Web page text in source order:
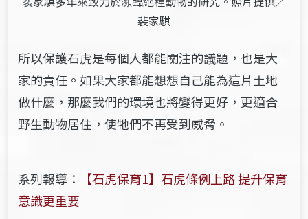
裴家騏
所以保護石虎是每個人都能關注的議題，也是大
家的責任。如果大家都能想想自己能為這片土地
做什麼，那麼我們的環境也將變得更好，更適合
野生動物居住，使牠們不再受到威脅。
系列報導：
【石虎保育1】石虎條例上路 提升保育
意識更重要